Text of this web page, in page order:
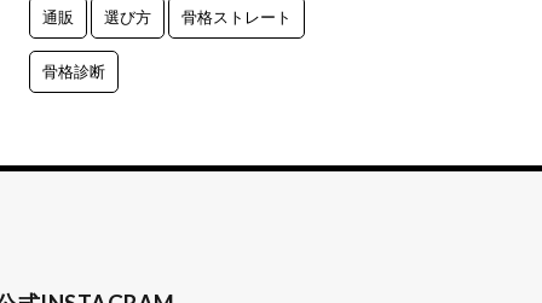
通販 選び方 骨格ストレート
骨格診断